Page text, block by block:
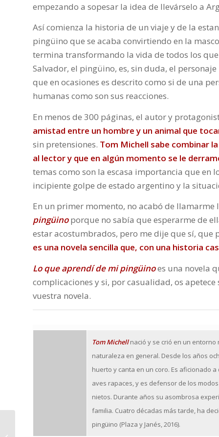
empezando a sopesar la idea de llevárselo a
Así comienza la historia de un viaje y de la
pingüino que se acaba convirtiendo en la
termina transformando la vida de todos los que
Salvador, el pingüino, es, sin duda, el
que en ocasiones es descrito como si de una
humanas como son sus reacciones.
En menos de 300 páginas, el autor y
amistad entre un hombre y un animal que
sin pretensiones. Tom Michell sabe combinar
al lector y que en algún momento se le
temas como son la escasa importancia que en
incipiente golpe de estado argentino y la
En un primer momento, no acabó de llamarme
pingüinoporque no sabía que esperarme de
estar acostumbrados, pero me dije que sí, que
es una novela sencilla que, con una historia
Lo que aprendí de mi pingüinoes una novela
complicaciones y si, por casualidad, os
vuestra novela.
Tom Michellnació y se crió en un entorno
naturaleza en general. Desde los años
huerto y canta en un coro. Es aficionado
aves rapaces, y es defensor de los
nietos. Durante años su asombrosa
familia. Cuatro décadas más tarde, ha
pingüino (Plaza y Janés, 2016).